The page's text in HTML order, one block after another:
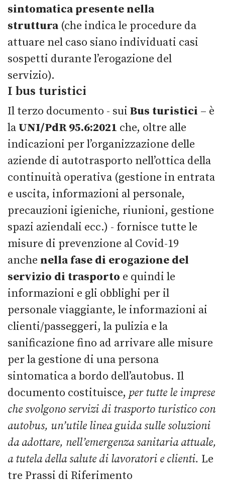
sintomatica presente nella
struttura(che indica le procedure da
attuare nel caso siano individuati casi
sospetti durante l’erogazione del
servizio).
I bus turistici
Il terzo documento - sui Bus turistici – è
la UNI/PdR 95.6:2021 che, oltre alle
indicazioni per l’organizzazione delle
aziende di autotrasporto nell’ottica della
continuità operativa (gestione in entrata
e uscita, informazioni al personale,
precauzioni igieniche, riunioni, gestione
spazi aziendali ecc.) - fornisce tutte le
misure di prevenzione al Covid-19
anche nella fase di erogazione del
servizio di trasporto e quindi le
informazioni e gli obblighi per il
personale viaggiante, le informazioni ai
clienti/passeggeri, la pulizia e la
sanificazione fino ad arrivare alle misure
per la gestione di una persona
sintomatica a bordo dell’autobus. Il
documento costituisce, per tutte le imprese
che svolgono servizi di trasporto turistico con
autobus, un’utile linea guida sulle soluzioni
da adottare, nell’emergenza sanitaria attuale,
a tutela della salute di lavoratori e clienti. Le
tre Prassi di Riferimento